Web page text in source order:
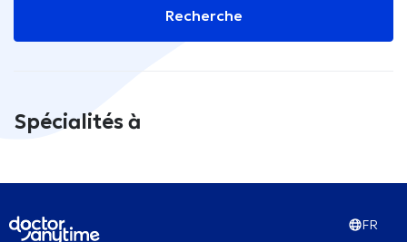
Recherche
Spécialités à
FR